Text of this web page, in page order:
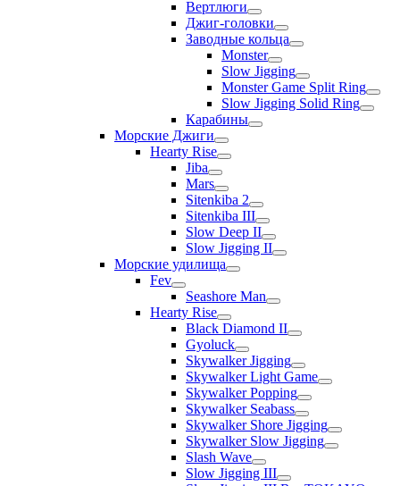
Вертлюги
Джиг-головки
Заводные кольца
Monster
Slow Jigging
Monster Game Split Ring
Slow Jigging Solid Ring
Карабины
Морские Джиги
Hearty Rise
Jiba
Mars
Sitenkiba 2
Sitenkiba III
Slow Deep II
Slow Jigging II
Морские удилища
Fev
Seashore Man
Hearty Rise
Black Diamond II
Gyoluck
Skywalker Jigging
Skywalker Light Game
Skywalker Popping
Skywalker Seabass
Skywalker Shore Jigging
Skywalker Slow Jigging
Slash Wave
Slow Jigging III